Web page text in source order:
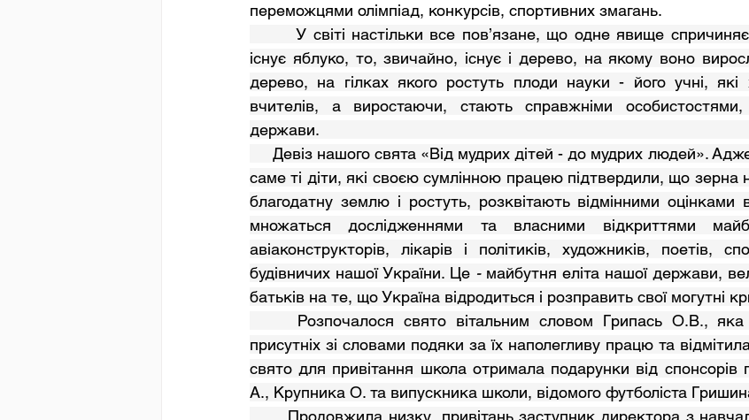
переможцями олімпіад, конкурсів, спортивних змагань.
       У світі настільки все пов’язане, що одне явище спричиняє появу іншого. Якщо
існує яблуко, то, звичайно, існує і дерево, на якому воно
дерево, на гілках якого ростуть плоди науки - його учні, які
вчителів, а виростаючи, стають справжніми
саме ті діти, які своєю сумлінною працею підтвердили, що зерна
благодатну землю і ростуть, розквітають відмінними
множаться дослідженнями та власними відкриттями
авіаконструкторів, лікарів і політиків, художників, поетів,
будівничих нашої України. Це - майбутня еліта нашої держави,
присутніх зі словами подяки за їх наполегливу працю та
свято для привітання школа отримала подарунки від спонсорів